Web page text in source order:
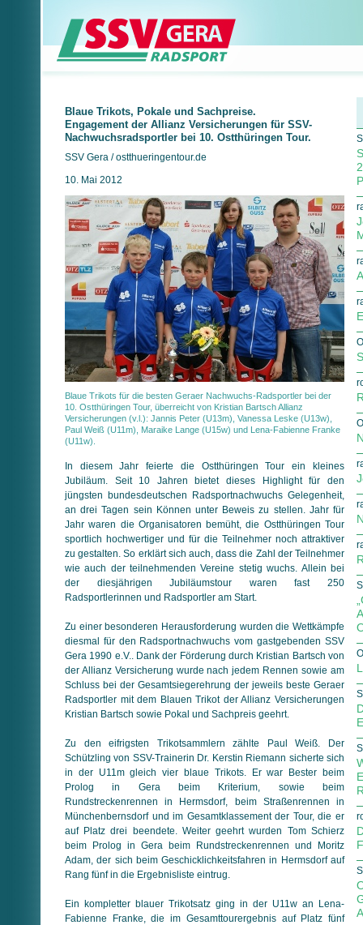
Blaue Trikots, Pokale und Sachpreise.
Engagement der Allianz Versicherungen für SSV-
Nachwuchsradsportler bei 10. Ostthüringen Tour.
SSV Gera / ostthueringentour.de
10. Mai 2012
Blaue Trikots für die besten Geraer Nachwuchs-Radsportler bei der
10. Ostthüringen Tour, überreicht von Kristian Bartsch Allianz
Versicherungen (v.l.): Jannis Peter (U13m), Vanessa Leske (U13w),
Paul Weiß (U11m), Maraike Lange (U15w) und Lena-Fabienne Franke
(U11w).
In diesem Jahr feierte die Ostthüringen Tour ein kleines
Jubiläum. Seit 10 Jahren bietet dieses Highlight für den
jüngsten bundesdeutschen Radsportnachwuchs Gelegenheit,
an drei Tagen sein Können unter Beweis zu stellen. Jahr für
Jahr waren die Organisatoren bemüht, die Ostthüringen Tour
sportlich hochwertiger und für die Teilnehmer noch attraktiver
zu gestalten. So erklärt sich auch, dass die Zahl der Teilnehmer
wie auch der teilnehmenden Vereine stetig wuchs. Allein bei
der diesjährigen Jubiläumstour waren fast 250
Radsportlerinnen und Radsportler am Start.
Zu einer besonderen Herausforderung wurden die Wettkämpfe
diesmal für den Radsportnachwuchs vom gastgebenden SSV
Gera 1990 e.V.. Dank der Förderung durch Kristian Bartsch von
der Allianz Versicherung wurde nach jedem Rennen sowie am
Schluss bei der Gesamtsiegerehrung der jeweils beste Geraer
Radsportler mit dem Blauen Trikot der Allianz Versicherungen
Kristian Bartsch sowie Pokal und Sachpreis geehrt.
Zu den eifrigsten Trikotsammlern zählte Paul Weiß. Der
Schützling von SSV-Trainerin Dr. Kerstin Riemann sicherte sich
in der U11m gleich vier blaue Trikots. Er war Bester beim
Prolog in Gera beim Kriterium, sowie beim
Rundstreckenrennen in Hermsdorf, beim Straßenrennen in
Münchenbernsdorf und im Gesamtklassement der Tour, die er
auf Platz drei beendete. Weiter geehrt wurden Tom Schierz
beim Prolog in Gera beim Rundstreckenrennen und Moritz
Adam, der sich beim Geschicklichkeitsfahren in Hermsdorf auf
Rang fünf in die Ergebnisliste eintrug.
Ein kompletter blauer Trikotsatz ging in der U11w an Lena-
Fabienne Franke, die im Gesamttourergebnis auf Platz fünf